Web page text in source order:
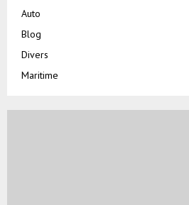
Auto
Blog
Divers
Maritime